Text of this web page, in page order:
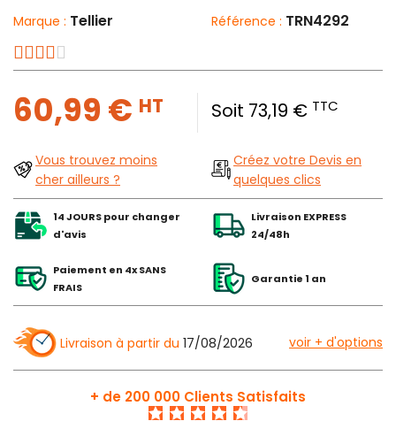
Marque : Tellier Référence : TRN4292
60,99 € HT Soit 73,19 € TTC
Vous trouvez moins
cher ailleurs ?
Créez votre Devis en
quelques clics
14 JOURS pour changer
d'avis
Livraison EXPRESS
24/48h
Paiement en 4x SANS
FRAIS
Garantie 1 an
Livraison à partir du 17/08/2026 voir + d'options
+ de 200 000 Clients Satisfaits